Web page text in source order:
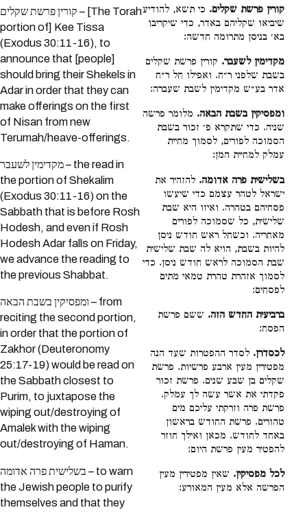
קורין פרשת שקלים – [The Torah
portion of] Kee Tissa
(Exodus 30:11-16), to
announce that [people]
should bring their Shekels in
Adar in order that they can
make offerings on the first
of Nisan from new
Terumah/heave-offerings.
מקדימין לשעבר – the read in
the portion of Shekalim
(Exodus 30:11-16) on the
Sabbath that is before Rosh
Hodesh, and even if Rosh
Hodesh Adar falls on Friday,
we advance the reading to
the previous Shabbat.
ומפסיקין בשבת הבאה – from
reciting the second portion,
in order that the portion of
Zakhor (Deuteronomy
25:17-19) would be read on
the Sabbath closest to
Purim, to juxtapose the
wiping out/destroying of
Amalek with the wiping
out/destroying of Haman.
בשלישית פרה אדומה – to warn
the Jewish people to purify
themselves and that they
קורין פרשת שקלים. כי תשא, להודיע
שיביאו שקליהם באדר, כדי שיקריבו
בא׳ בניסן מתרומה חדשה:
מקדימין לשעבר. קורין פרשת שקלים
בשבת שלפני ר״ח. ואפילו חל ר״ח
אדר בע״ש מקדימין לשבת שעברה:
ומפסיקין בשבת הבאה. מלומר פרשה
שניה. כדי שתקרא פ׳ זכור בשבת
הסמוכה לפורים, לסמוך מחיית
עמלק למחיית המן:
בשלישית פרה אדומה. להזהיר את
ישראל לטהר עצמם כדי שיעשו
פסחיהם בטהרה. ואיזו היא שבת
שלישית, כל שסמוכה לפורים
מאחריה. וכשחל ראש חודש ניסן
להיות בשבת, הויא לה שבת שלישית
שבת הסמוכה לראש חודש ניסן. כדי
לסמוך אזהרת טהרת טמאי מתים
לפסחים:
ברביעית החדש הזה. ששם פרשת
הפסח:
לכסדרן. לסדר ההפטרות שעד הנה
מפטירין מעין ארבע פרשיות. פרשת
שקלים בן שבע שנים. פרשת זכור
פקדתי את אשר עשה לך עמלק.
פרשת פרה וזרקתי עליכם מים
טהורים. פרשת החודש בראשון
באחד לחודש. מכאן ואילך חוזר
להפטיר מעין פרשת היום:
לכל מפסיקין. שאין מפטירין מעין
הפרשה אלא מעין המאורע: